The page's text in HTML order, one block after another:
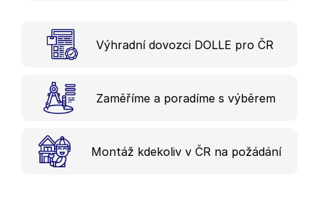
Výhradní dovozci DOLLE pro ČR
Zaměříme a poradíme s výběrem
Montáž kdekoliv v ČR na požádání